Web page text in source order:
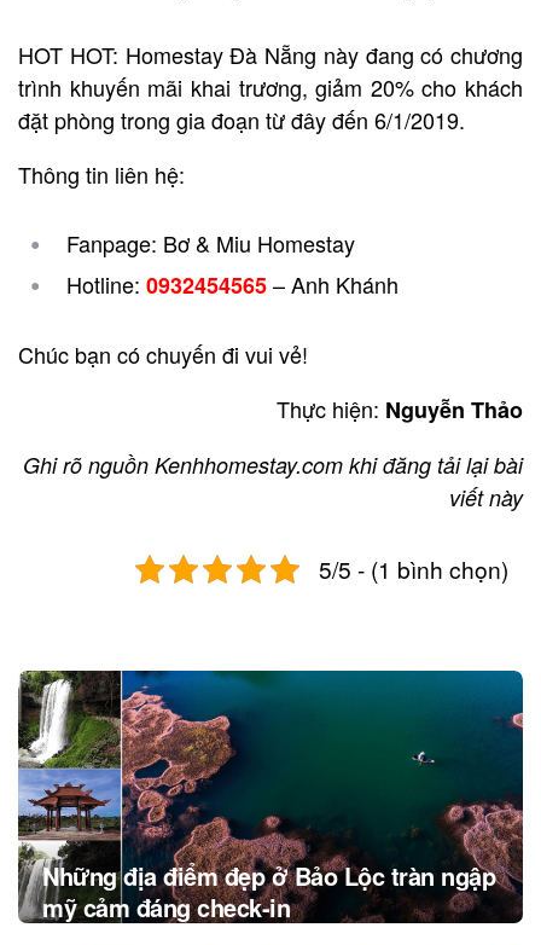
HOT HOT: Homestay Đà Nẵng này đang có chương
trình khuyến mãi khai trương, giảm 20% cho khách
đặt phòng trong gia đoạn từ đây đến 6/1/2019.
Thông tin liên hệ:
Fanpage: Bơ & Miu Homestay
Hotline: 0932454565– Anh Khánh
Chúc bạn có chuyến đi vui vẻ!
Thực hiện: Nguyễn Thảo
Ghi rõ nguồn Kenhhomestay.com khi đăng tải lại bài
viết này
5/5 - (1 bình chọn)
Post
navigation
Những địa điểm đẹp ở Bảo Lộc tràn ngập
mỹ cảm đáng check-in